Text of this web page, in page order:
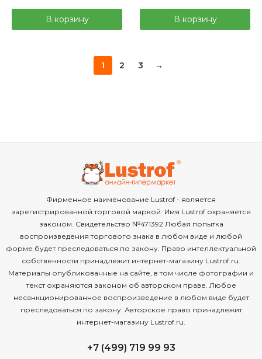
В корзину В корзину
1 2 3 →
Фирменное наименование Lustrof - является
зарегистрированной торговой маркой. Имя Lustrof охраняется
законом. Свидетельство №471392 Любая попытка
воспроизведения торгового знака в любом виде и любой
форме будет преследоваться по закону. Право интеллектуальной
собственности принадлежит интернет-магазину Lustrof.ru.
Материалы опубликованные на сайте, в том числе фотографии и
текст охраняются законом об авторском праве. Любое
несанкционированное воспроизведение в любом виде будет
преследоваться по закону. Авторское право принадлежит
интернет-магазину Lustrof.ru.
+7 (499) 719 99 93